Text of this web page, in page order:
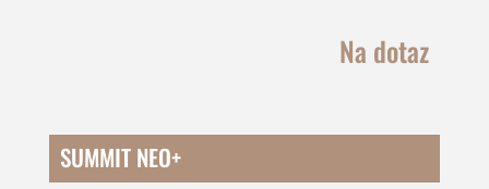
Na dotaz
SUMMIT NEO+